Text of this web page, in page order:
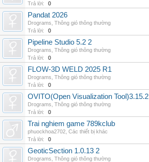
Trả lời:
0
Pandat 2026
Drograms Thông gió thông thường
Trả lời:
0
Pipeline Studio 5.2 2
Drograms Thông gió thông thường
Trả lời:
0
FLOW-3D WELD 2025 R1
Drograms Thông gió thông thường
Trả lời:
0
OVITO(Open Visualization Tool)3.15.2
Drograms Thông gió thông thường
Trả lời:
0
Trai nghiem game 789kclub
phuockhoa2702 Các thiết bị khác
Trả lời:
0
GeoticSection 1.0.13 2
Drograms Thông gió thông thường